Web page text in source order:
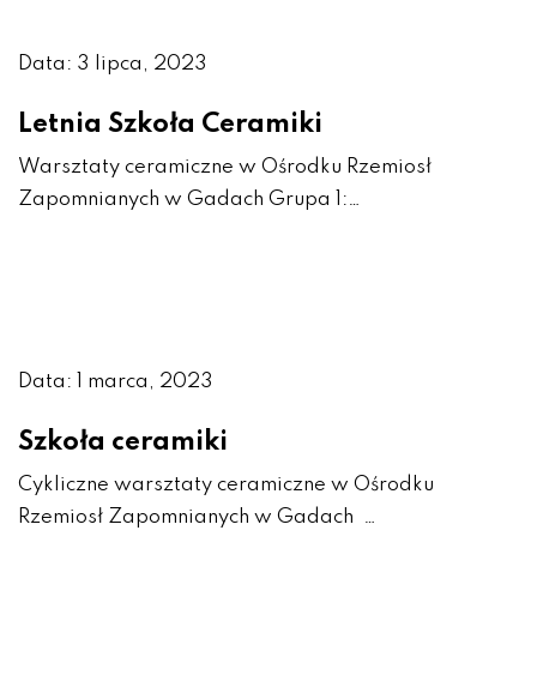
Data: 3 lipca, 2023
Letnia Szkoła Ceramiki
Warsztaty ceramiczne w Ośrodku Rzemiosł
Zapomnianych w Gadach Grupa 1:…
Data: 1 marca, 2023
Szkoła ceramiki
Cykliczne warsztaty ceramiczne w Ośrodku
Rzemiosł Zapomnianych w Gadach …